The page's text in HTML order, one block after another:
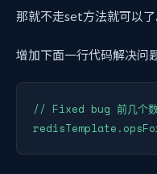
那就不走set方法就可以了
增加下面一行代码解决问
// Fixed bug 前几个数